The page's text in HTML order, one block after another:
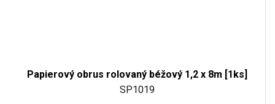
Papierový obrus rolovaný béžový 1,2 x 8m [1ks]
SP1019